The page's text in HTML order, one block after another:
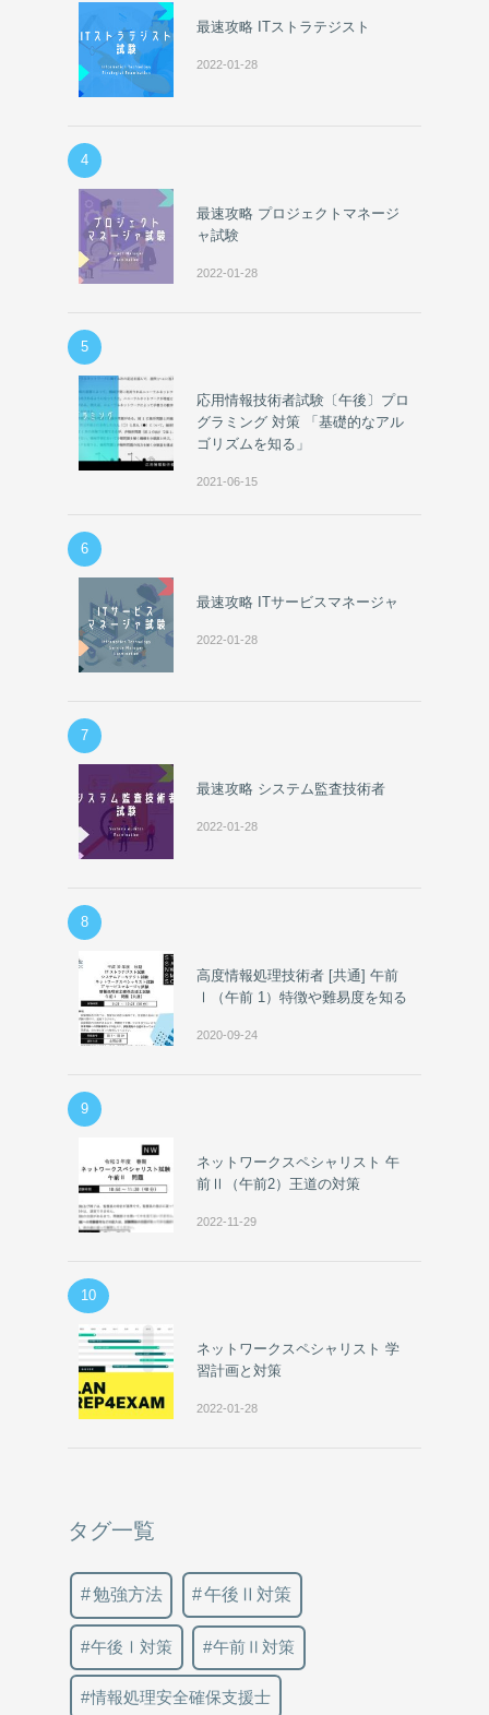
最速攻略 ITストラテジスト
2022-01-28
4
最速攻略 プロジェクトマネージ
ャ試験
2022-01-28
5
応用情報技術者試験〔午後〕プロ
グラミング 対策 「基礎的なアル
ゴリズムを知る」
2021-06-15
6
最速攻略 ITサービスマネージャ
2022-01-28
7
最速攻略 システム監査技術者
2022-01-28
8
高度情報処理技術者 [共通] 午前
Ⅰ（午前 1）特徴や難易度を知る
2020-09-24
9
ネットワークスペシャリスト 午
前Ⅱ（午前2）王道の対策
2022-11-29
10
ネットワークスペシャリスト 学
習計画と対策
2022-01-28
タグ一覧
勉強方法 午後Ⅱ対策
午後Ⅰ対策 午前Ⅱ対策
情報処理安全確保支援士